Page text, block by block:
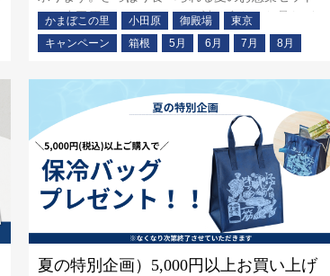
や、小田原のおいしいものを詰め合わせた品など、
季節のご挨拶にふさわしい贈りものを多彩にご用意
いたしました。
かまぼこの里 小田原 御殿場
東京
キャンペーン
箱根 5月 6月 7月 8月
夏の特別企画）5,000円以上お買い上げ